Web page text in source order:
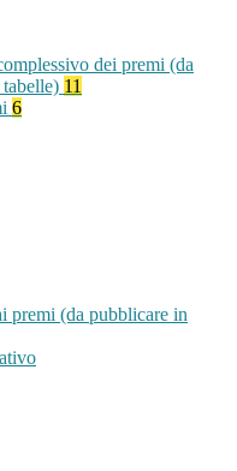
dei premi (da
11
6
premi (da pubblicare in